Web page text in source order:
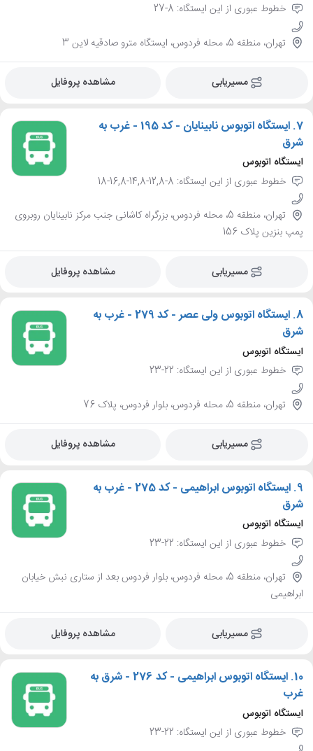
خطوط عبوری از این ایستگاه: 8-27
تهران، منطقه 5، محله فردوس، ایستگاه مترو صادقیه لاین 3
مسیریابی مشاهده پروفایل
7.
ایستگاه اتوبوس نابینایان - کد 195 - غرب به
شرق
ایستگاه اتوبوس
خطوط عبوری از این ایستگاه: 8-12,8-14,8-16,8-18
تهران، منطقه 5، محله فردوس، بزرگراه کاشانی جنب مرکز نابینایان روبروی
پمپ بنزین پلاک 156
مسیریابی مشاهده پروفایل
8.
ایستگاه اتوبوس ولی عصر - کد 279 - غرب به
شرق
ایستگاه اتوبوس
خطوط عبوری از این ایستگاه: 22-23
تهران، منطقه 5، محله فردوس، بلوار فردوس، پلاک 76
مسیریابی مشاهده پروفایل
9.
ایستگاه اتوبوس ابراهیمی - کد 275 - غرب به
شرق
ایستگاه اتوبوس
خطوط عبوری از این ایستگاه: 22-23
تهران، منطقه 5، محله فردوس، بلوار فردوس بعد از ستاری نبش خیابان
ابراهیمی
مسیریابی مشاهده پروفایل
10.
ایستگاه اتوبوس ابراهیمی - کد 276 - شرق به
غرب
ایستگاه اتوبوس
خطوط عبوری از این ایستگاه: 22-23